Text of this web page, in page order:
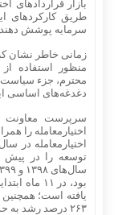
بازار قراردادهای
طریق کارکردهای
سرمایه پوشش
زمانی خاطر نشان
منظور استفاده
محترم، جزء
دغدغه‌های اساسی
سرپرست معاونت
اختیارمعامله را
توسعه را در پیش
۲۶۳ درصد رشد به حدود ۱۱۳ هزار میلیارد ریال رسیده است.